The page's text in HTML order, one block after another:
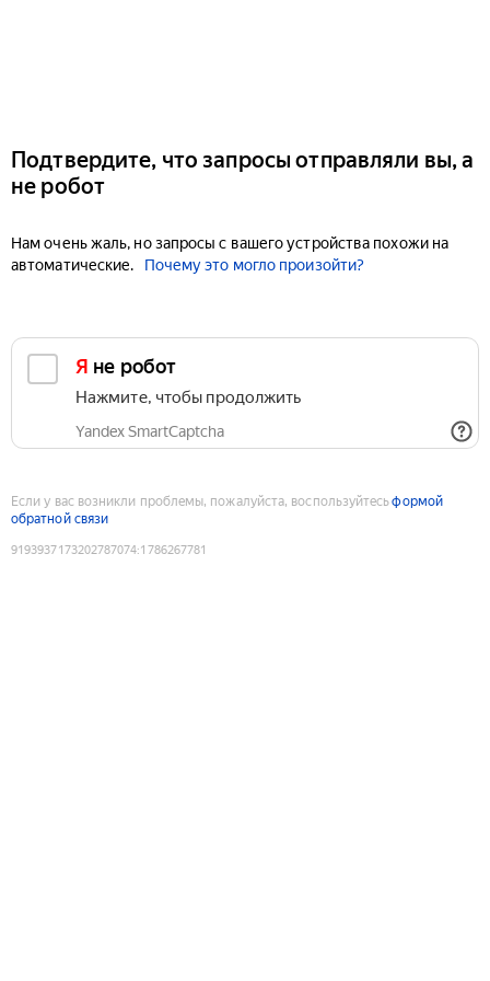
Подтвердите, что запросы отправляли вы, а
не робот
Нам очень жаль, но запросы с вашего устройства похожи на
автоматические.
Почему это могло произойти?
Я не робот
Нажмите, чтобы продолжить
Yandex SmartCaptcha
Если у вас возникли проблемы, пожалуйста, воспользуйтесьформой
обратной связи
9193937173202787074:1786267781